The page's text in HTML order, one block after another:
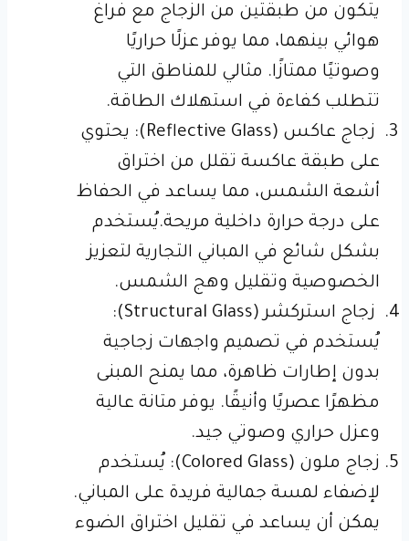
يتكون من طبقتين من الزجاج مع فراغ
هوائي بينهما، مما يوفر عزلًا حراريًا
وصوتيًا ممتازًا. مثالي للمناطق التي
تتطلب كفاءة في استهلاك الطاقة.
زجاج عاكس (Reflective Glass): يحتوي
على طبقة عاكسة تقلل من اختراق
أشعة الشمس، مما يساعد في الحفاظ
على درجة حرارة داخلية مريحة.يُستخدم
بشكل شائع في المباني التجارية لتعزيز
الخصوصية وتقليل وهج الشمس.
زجاج استركشر (Structural Glass):
يُستخدم في تصميم واجهات زجاجية
بدون إطارات ظاهرة، مما يمنح المبنى
مظهرًا عصريًا وأنيقًا. يوفر متانة عالية
وعزل حراري وصوتي جيد.
زجاج ملون (Colored Glass): يُستخدم
لإضفاء لمسة جمالية فريدة على المباني.
يمكن أن يساعد في تقليل اختراق الضوء